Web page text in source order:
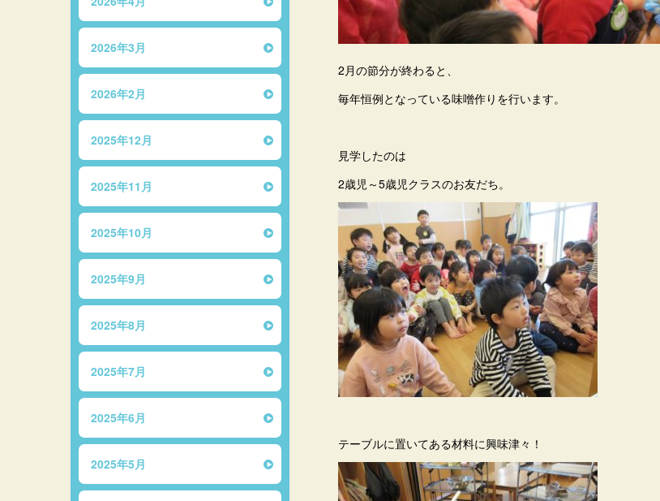
2月の節分が終わると、
毎年恒例となっている味噌作りを行います。
見学したのは
2歳児～5歳児クラスのお友だち。
テーブルに置いてある材料に興味津々！
2026年3月
2026年2月
2025年12月
2025年11月
2025年10月
2025年9月
2025年8月
2025年7月
2025年6月
2025年5月